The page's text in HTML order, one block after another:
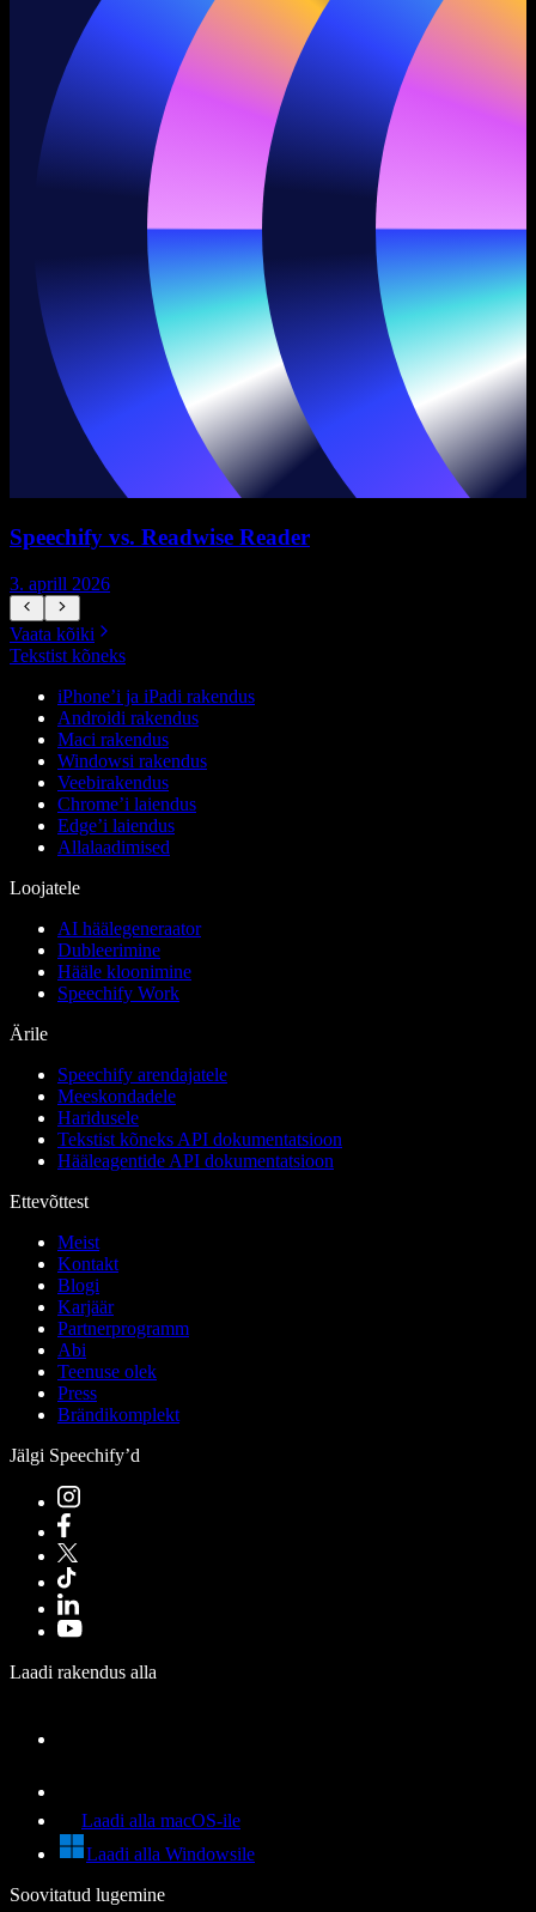
Speechify vs. Readwise Reader
3. aprill 2026
Vaata kõiki
Tekstist kõneks
iPhone’i ja iPadi rakendus
Androidi rakendus
Maci rakendus
Windowsi rakendus
Veebirakendus
Chrome’i laiendus
Edge’i laiendus
Allalaadimised
Loojatele
AI häälegeneraator
Dubleerimine
Hääle kloonimine
Speechify Work
Ärile
Speechify arendajatele
Meeskondadele
Haridusele
Tekstist kõneks API dokumentatsioon
Hääleagentide API dokumentatsioon
Ettevõttest
Meist
Kontakt
Blogi
Karjäär
Partnerprogramm
Abi
Teenuse olek
Press
Brändikomplekt
Jälgi Speechify’d
Laadi rakendus alla
Laadi alla macOS-ile
Laadi alla Windowsile
Soovitatud lugemine